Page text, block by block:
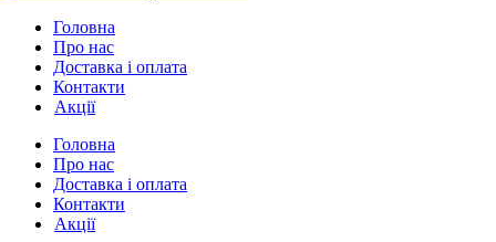
Головна
Про нас
Доставка і оплата
Контакти
Акції
Головна
Про нас
Доставка і оплата
Контакти
Акції